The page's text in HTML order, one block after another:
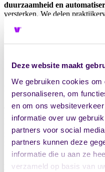
Deze website maakt
We gebruiken cookies
personaliseren, om
en om ons
informatie over uw
partners voor social
partners kunnen deze
informatie die u aan ze
verzameld op basis van
duurzaamheid en
versterken. We delen
kansen, en bieden concrete
en toekomstbestendig toe te
Programma:
Keynote 1 – Willem Kusters
“Onze gefaalde AI-
de zorg”
Een eerlijke blik achter de
technisch werkte, maar
randvoorwaarden en lessen
implementeren.
Keynote 2 – Michiel van